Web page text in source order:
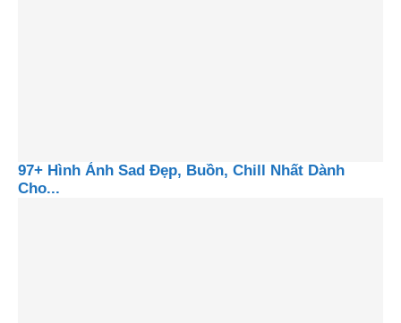
97+ Hình Ảnh Sad Đẹp, Buồn, Chill Nhất Dành
Cho...